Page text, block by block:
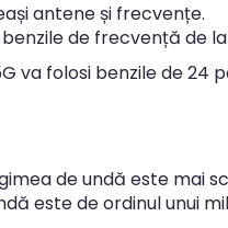
antene și frecvențe.
de frecvență de la
va folosi benzile de
de undă este mai
este de ordinul unui